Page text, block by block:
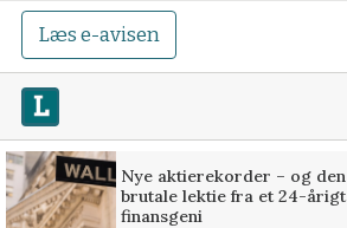
Læs e-avisen
Nye aktierekorder – og den
brutale lektie fra et 24-årigt
finansgeni